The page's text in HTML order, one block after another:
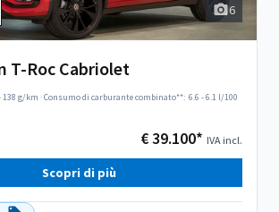
6
T-Roc Cabriolet
138 g/km ·Consumo di carburante combinato**: 6.6 - 6.1 l/100
€ 39.100* IVA incl.
Scopri di più